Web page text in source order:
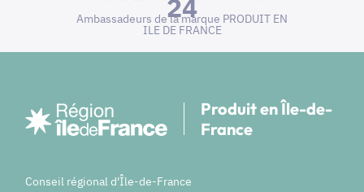
24
Ambassadeurs de la marque PRODUIT EN
ILE DE FRANCE
Produit en Île-de-
France
Conseil régional d'Île-de-France